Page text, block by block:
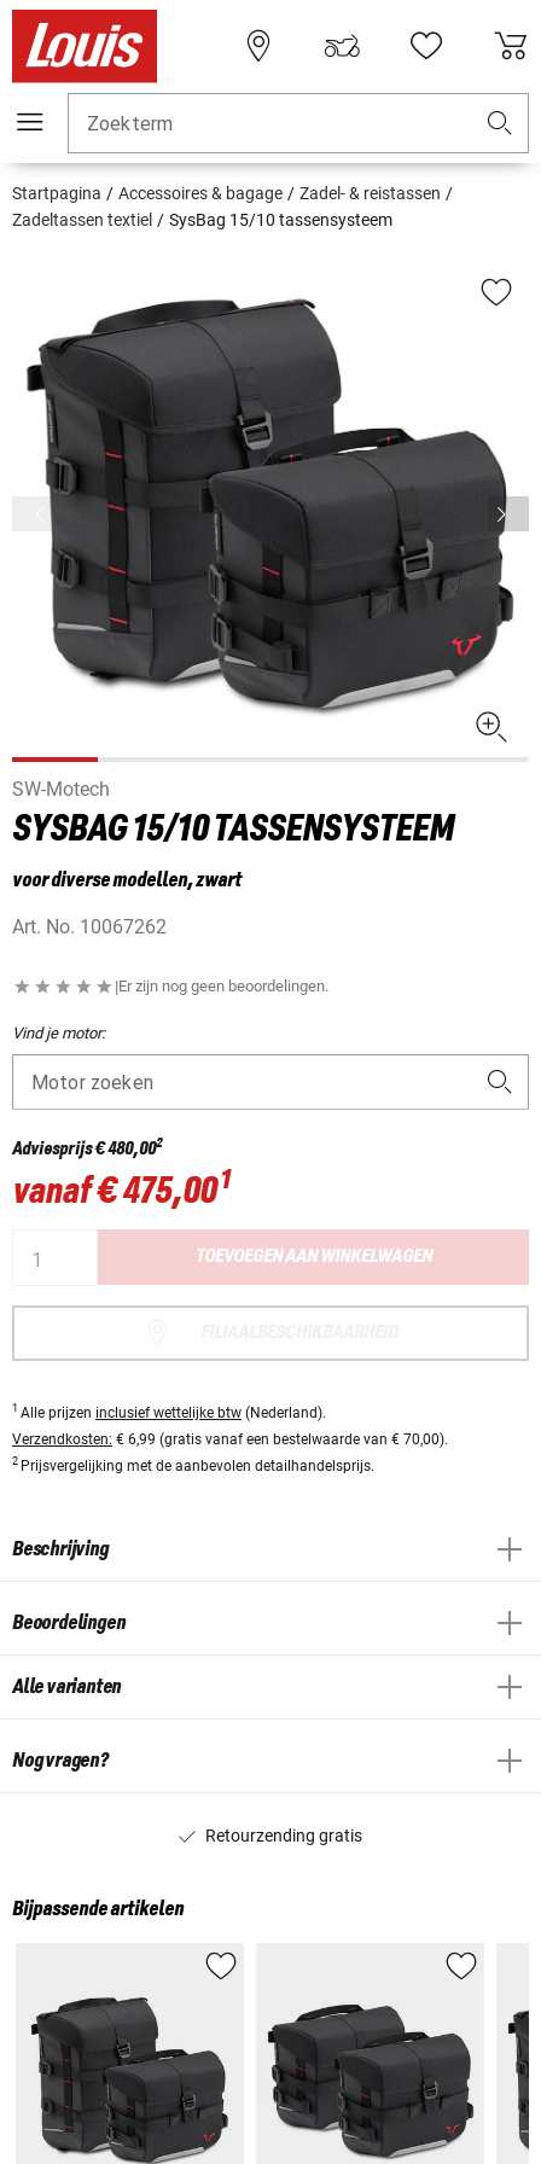
Zoekterm
Startpagina Accessoires & bagage
Zadel- & reistassen
Zadeltassen textiel
SysBag 15/10 tassensysteem
SW-Motech
SYSBAG 15/10 TASSENSYSTEEM
voor diverse modellen, zwart
Art. No. 10067262
|Er zijn nog geen beoordelingen.
Vind je motor:
Motor zoeken
Adviesprijs€ 480,002
vanaf€ 475,001
TOEVOEGEN AAN WINKELWAGEN
1 Alle prijzen inclusief wettelijke btw (Nederland).
Verzendkosten: € 6,99 (gratis vanaf een bestelwaarde van € 70,00).
2 Prijsvergelijking met de aanbevolen detailhandelsprijs.
Beschrijving
Beoordelingen
Alle varianten
Nog vragen?
Retourzending gratis
Bijpassende artikelen